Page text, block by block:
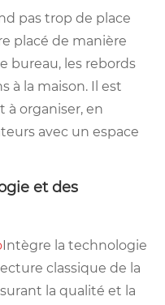
pas trop de place
placé de manière
bureau, les rebords
à la maison. Il est
à organiser, en
avec un espace
et des
Intègre la technologie
classique de la
la qualité et la